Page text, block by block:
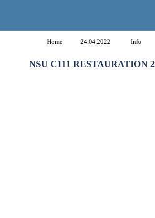
Home 24.04.2022 Info
NSU C111 RESTAURATION 2